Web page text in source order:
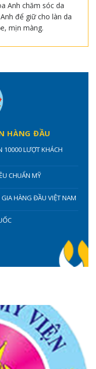
Anh chăm sóc da
để giữ cho làn da
mịn màng.
HÀNG ĐẦU
10000 LƯỢT KHÁCH
CHUẨN MỸ
HÀNG ĐẦU VIỆT NAM